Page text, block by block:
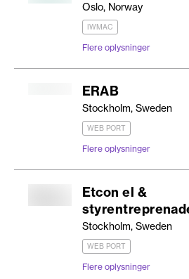
Oslo, Norway
IWMAC
Flere oplysninger
ERAB
Stockholm, Sweden
WEB PORT
Flere oplysninger
Etcon el &
Stockholm, Sweden
WEB PORT
Flere oplysninger